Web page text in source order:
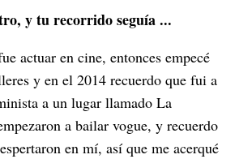
y tu recorrido seguía ...
actuar en cine, entonces empecé
y en el 2014 recuerdo que fui a
a un lugar llamado La
a bailar vogue, y recuerdo
en mí, así que me acerqué